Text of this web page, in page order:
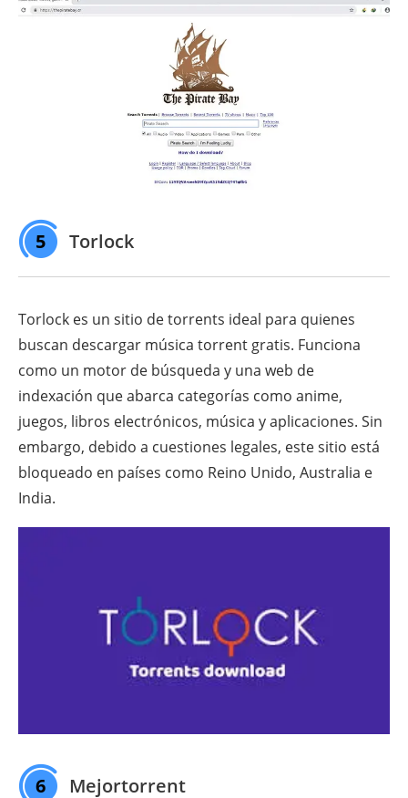
5 Torlock
Torlock es un sitio de torrents ideal para quienes
buscan descargar música torrent gratis. Funciona
como un motor de búsqueda y una web de
indexación que abarca categorías como anime,
juegos, libros electrónicos, música y aplicaciones. Sin
embargo, debido a cuestiones legales, este sitio está
bloqueado en países como Reino Unido, Australia e
India.
6 Mejortorrent